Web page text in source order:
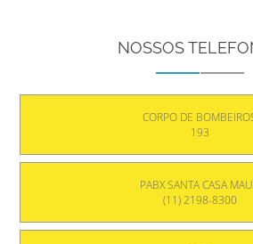
NOSSOS
CORPO DE
193
PABX SANTA CASA
(11) 2198-8300